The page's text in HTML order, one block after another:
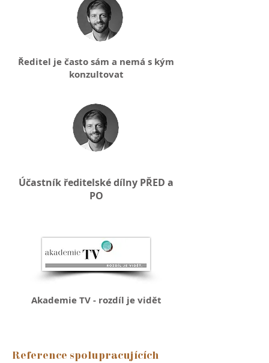
Ředitel je často sám a nemá s kým
konzultovat
Účastník ředitelské dílny PŘED a
PO
Akademie TV - rozdíl je vidět
Reference spolupracujících